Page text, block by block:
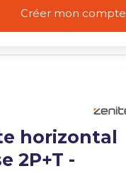
Nos promotions
horizontal
2P+T -
Créer mon compte